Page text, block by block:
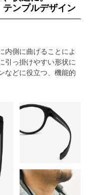
ンプルデザイン
内側に曲げることによ
引っ掛けやすい形状に
などに役立つ、機能的